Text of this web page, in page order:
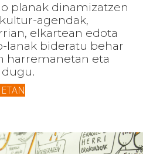
planak dinamizatzen
agendak,
elkartean edota
lanak bideratu behar
harremanetan eta